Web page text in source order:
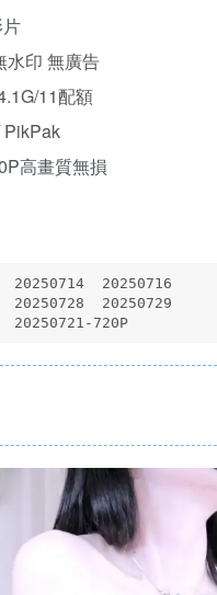
水印 無廣告
11配額
PikPak
高畫質無損
20250714  20250716
20250728  20250729
20250721-720P